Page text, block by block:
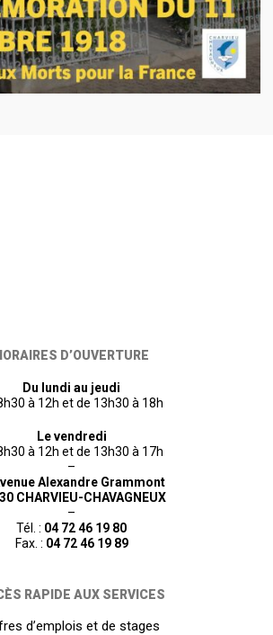
D’OUVERTURE
Du lundi au jeudi
à 12h et de 13h30 à 18h
Le vendredi
à 12h et de 13h30 à 17h
–
Alexandre Grammont
CHARVIEU-CHAVAGNEUX
–
Tél. : 04 72 46 19 80
Fax. : 04 72 46 19 89
RAPIDE AUX SERVICES
d’emplois et de stages